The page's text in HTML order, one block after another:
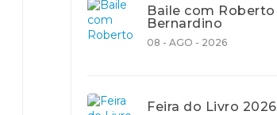
Baile com Roberto
Bernardino
08 - AGO - 2026
Feira do Livro 2026